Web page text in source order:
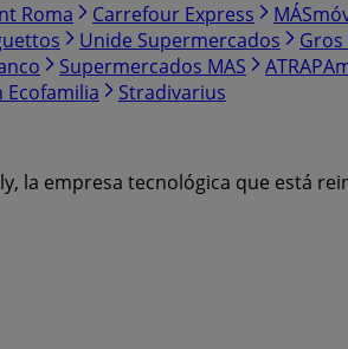
Roma Carrefour Express
Unide Supermercados
Supermercados MAS
Ecofamilia Stradivarius
la empresa tecnológica que está